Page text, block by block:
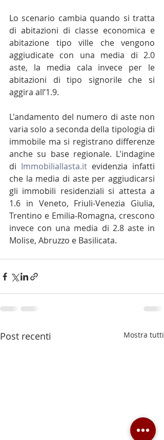
Lo scenario cambia quando si tratta
di abitazioni di classe economica e
abitazione tipo ville che vengono
aggiudicate con una media di 2.0
aste, la media cala invece per le
abitazioni di tipo signorile che si
aggira all’1.9.
L'andamento del numero di aste non
varia solo a seconda della tipologia di
immobile ma si registrano differenze
anche su base regionale. L'indagine
di Immobiliallasta.it evidenzia infatti
che la media di aste per aggiudicarsi
gli immobili residenziali si attesta a
1.6 in Veneto, Friuli-Venezia Giulia,
Trentino e Emilia-Romagna, crescono
invece con una media di 2.8 aste in
Molise, Abruzzo e Basilicata.
Post recenti Mostra tutti